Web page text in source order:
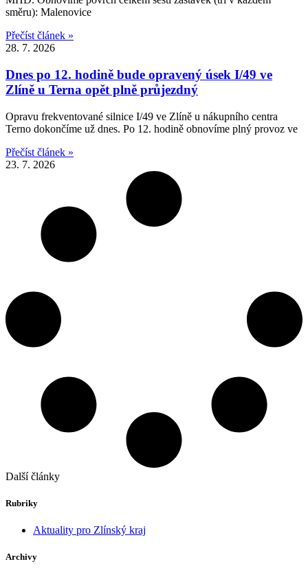
směru): Malenovice
Přečíst článek »
28. 7. 2026
Dnes po 12. hodině bude opravený úsek I/49 ve
Zlíně u Terna opět plně průjezdný
Opravu frekventované silnice I/49 ve Zlíně u nákupního centra
Terno dokončíme už dnes. Po 12. hodině obnovíme plný provoz ve
Přečíst článek »
23. 7. 2026
Další články
Rubriky
Aktuality pro Zlínský kraj
Archivy